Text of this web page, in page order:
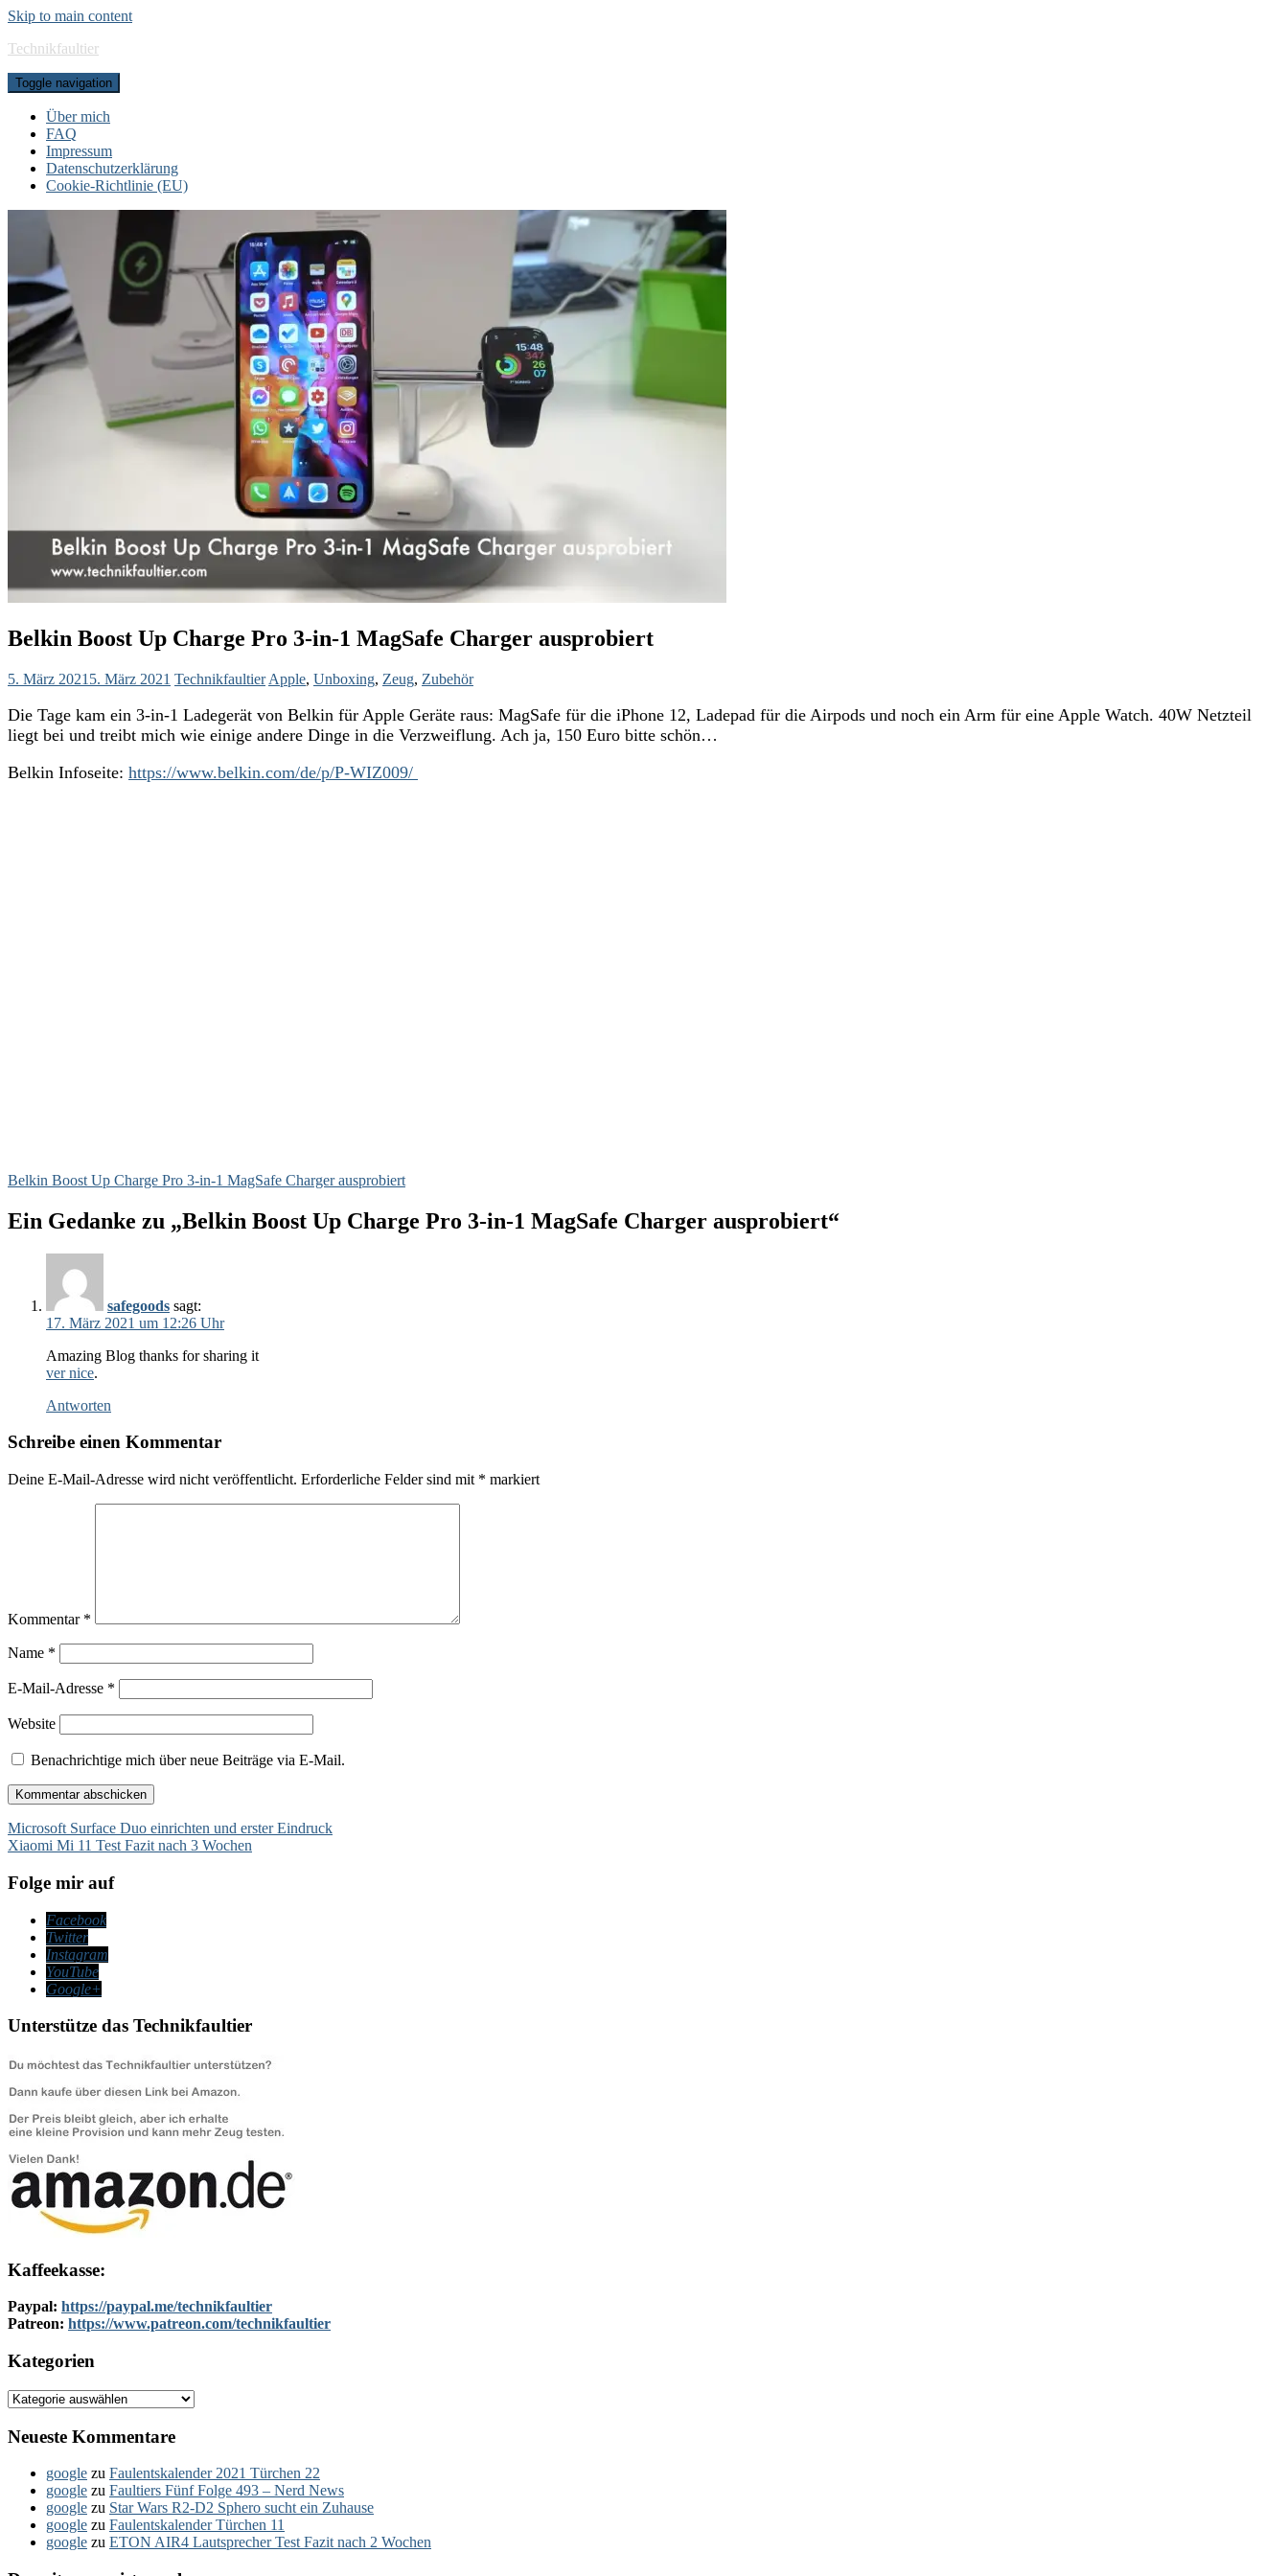
Skip to main content
Technikfaultier
Toggle navigation
Über mich
FAQ
Impressum
Datenschutzerklärung
Cookie-Richtlinie (EU)
Belkin Boost Up Charge Pro 3-in-1 MagSafe Charger ausprobiert
5. März 2021 5. März 2021 Technikfaultier Apple, Unboxing, Zeug, Zubehör
Die Tage kam ein 3-in-1 Ladegerät von Belkin für Apple Geräte raus: MagSafe für die iPhone 12, Ladepad für die Airpods und noch ein Arm für eine Apple Watch. 40W Netzteil
liegt bei und treibt mich wie einige andere Dinge in die Verzweiflung. Ach ja, 150 Euro bitte schön…
Belkin Infoseite: https://www.belkin.com/de/p/P-WIZ009/
Belkin Boost Up Charge Pro 3-in-1 MagSafe Charger ausprobiert
Ein Gedanke zu „Belkin Boost Up Charge Pro 3-in-1 MagSafe Charger ausprobiert“
safegoods sagt:
17. März 2021 um 12:26 Uhr
Amazing Blog thanks for sharing it
ver nice.
Antworten
Schreibe einen Kommentar
Deine E-Mail-Adresse wird nicht veröffentlicht. Erforderliche Felder sind mit * markiert
Kommentar *
Name *
E-Mail-Adresse *
Website
Benachrichtige mich über neue Beiträge via E-Mail.
Beitragsnavigation
Microsoft Surface Duo einrichten und erster Eindruck
Xiaomi Mi 11 Test Fazit nach 3 Wochen
Folge mir auf
Facebook
Twitter
Instagram
YouTube
Google+
Unterstütze das Technikfaultier
Kaffeekasse:
Paypal: https://paypal.me/technikfaultier
Patreon: https://www.patreon.com/technikfaultier
Kategorien
Kategorien
Neueste Kommentare
google zu Faulentskalender 2021 Türchen 22
google zu Faultiers Fünf Folge 493 – Nerd News
google zu Star Wars R2-D2 Sphero sucht ein Zuhause
google zu Faulentskalender Türchen 11
google zu ETON AIR4 Lautsprecher Test Fazit nach 2 Wochen